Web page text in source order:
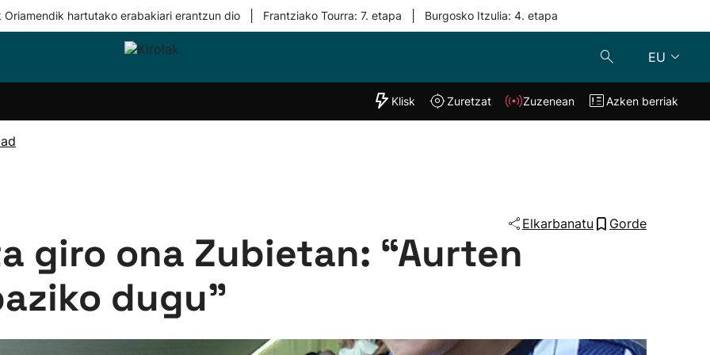
Oriamendik hartutako erabakiari erantzun dio Frantziako Tourra: 7. etapa Burgosko Itzulia: 4. etapa
EU
Taldeak
"Helmuga"
Klisk Zuzenean
Klisk Zuretzat Zuzenean Azken berriak
Elkarbanatu Gorde
giro ona Zubietan: “Aurten
dugu”